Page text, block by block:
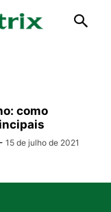
como
- 15 de julho de 2021